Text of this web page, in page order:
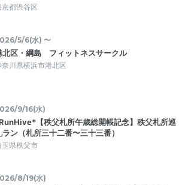
京都渋谷区
5/6(水) 〜
北区・綱島 フィットネスサークル
奈川県横浜市港北区
9/16(水)
【秩父札所午歳総開帳記念】秩父札所巡
ラン（札所三十二番〜三十三番）
玉県秩父市
8/19(水)